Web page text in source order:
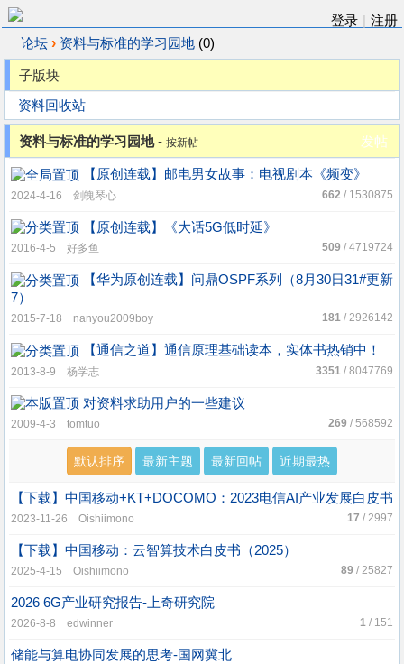
登录
注册
论坛 › 资料与标准的学习园地 (0)
子版块
资料回收站
发帖
资料与标准的学习园地- 按新帖
【原创连载】邮电男女故事：电视剧本《频变》
662 / 1530875
2024-4-16 剑魄琴心
【原创连载】《大话5G低时延》
509 / 4719724
2016-4-5 好多鱼
【华为原创连载】问鼎OSPF系列（8月30日31#更新
7）
181 / 2926142
2015-7-18 nanyou2009boy
【通信之道】通信原理基础读本，实体书热销中！
3351 / 8047769
2013-8-9 杨学志
对资料求助用户的一些建议
269 / 568592
2009-4-3 tomtuo
默认排序 最新主题 最新回帖 近期最热
【下载】中国移动+KT+DOCOMO：2023电信AI产业发展白皮书
17 / 2997
2023-11-26 Oishiimono
【下载】中国移动：云智算技术白皮书（2025）
89 / 25827
2025-4-15 Oishiimono
2026 6G产业研究报告-上奇研究院
1 / 151
2026-8-8 edwinner
储能与算电协同发展的思考-国网冀北